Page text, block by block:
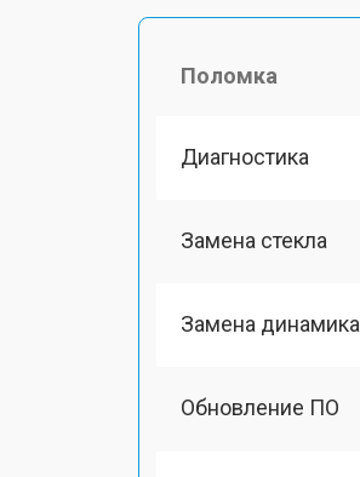
Поломка
Диагностика
Замена стекла
Замена динамика
Обновление ПО